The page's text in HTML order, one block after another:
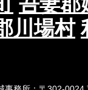
川場村